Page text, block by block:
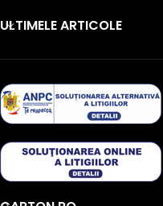
ULTIMELE ARTICOLE